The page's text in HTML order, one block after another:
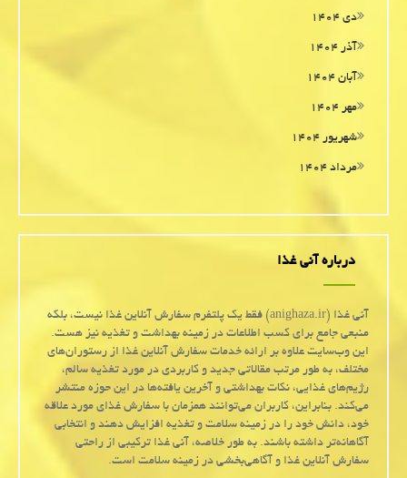
دی ۱۴۰۴
آذر ۱۴۰۴
آبان ۱۴۰۴
مهر ۱۴۰۴
شهریور ۱۴۰۴
مرداد ۱۴۰۴
درباره آنی غذا
آنی غذا (anighaza.ir) فقط یک پلتفرم سفارش آنلاین غذا نیست، بلکه
منبعی جامع برای کسب اطلاعات در زمینه بهداشت و تغذیه نیز هست.
این وب‌سایت علاوه بر ارائه خدمات سفارش آنلاین غذا از رستوران‌های
مختلف، به طور مرتب مقالاتی جدید و کاربردی در مورد تغذیه سالم،
رژیم‌های غذایی، نکات بهداشتی و آخرین یافته‌ها در این حوزه منتشر
می‌کند. بنابراین، کاربران می‌توانند همزمان با سفارش غذای مورد علاقه
خود، دانش خود را در زمینه سلامت و تغذیه افزایش دهند و انتخابی
آگاهانه‌تر داشته باشند. به طور خلاصه، آنی غذا ترکیبی از راحتی
سفارش آنلاین غذا و آگاهی‌بخشی در زمینه سلامت است.